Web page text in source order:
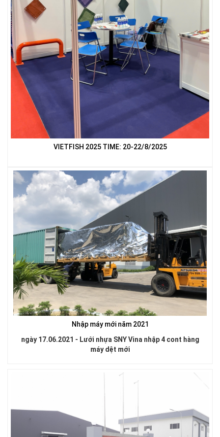
LƯỚI CHẮN CÔN TRÙNG
LƯỚI CHE NẮNG
LƯỚI CHẮN ĐỘNG VẬT
LƯỚI CHẮN CÔN TRÙNG
LƯỚI CHẮN CÔN TRÙNG
VIETFISH 2025 TIME: 20-22/8/2025
Nhập máy mới năm 2021
ngày 17.06.2021 - Lưới nhựa SNY Vina nhập 4 cont hàng
máy dệt mới